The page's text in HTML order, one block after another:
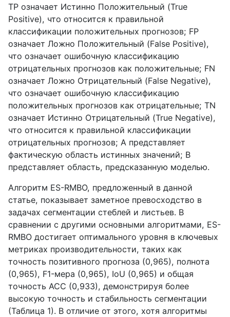
TP означает Истинно Положительный (True
Positive), что относится к правильной
классификации положительных прогнозов; FP
означает Ложно Положительный (False Positive),
что означает ошибочную классификацию
отрицательных прогнозов как положительные; FN
означает Ложно Отрицательный (False Negative),
что означает ошибочную классификацию
положительных прогнозов как отрицательные; TN
означает Истинно Отрицательный (True Negative),
что относится к правильной классификации
отрицательных прогнозов; A представляет
фактическую область истинных значений; B
представляет область, предсказанную моделью.
Алгоритм ES-RMBO, предложенный в данной
статье, показывает заметное превосходство в
задачах сегментации стеблей и листьев. В
сравнении с другими основными алгоритмами, ES-
RMBO достигает оптимального уровня в ключевых
метриках производительности, таких как
точность позитивного прогноза (0,965), полнота
(0,965), F1-мера (0,965), IoU (0,965) и общая
точность ACC (0,933), демонстрируя более
высокую точность и стабильность сегментации
(Таблица 1). В отличие от этого, хотя алгоритмы